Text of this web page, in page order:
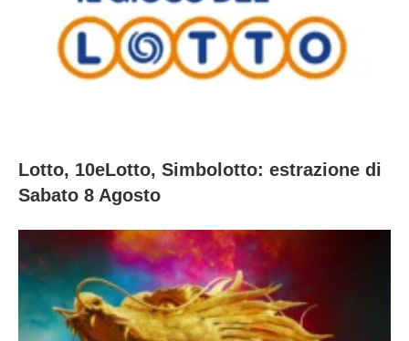
Lotto, 10eLotto, Simbolotto: estrazione di
Sabato 8 Agosto